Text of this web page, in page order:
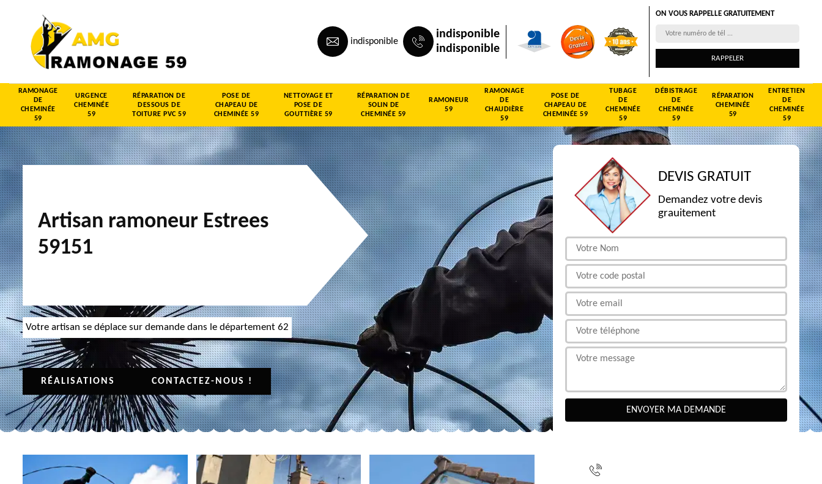
indisponible
indisponible
indisponible
ON VOUS RAPPELLE GRATUITEMENT
RAMONAGE
DE
CHEMINÉE
59
URGENCE
CHEMINÉE
59
RÉPARATION DE
DESSOUS DE
TOITURE PVC 59
POSE DE
CHAPEAU DE
CHEMINÉE 59
NETTOYAGE ET
POSE DE
GOUTTIÈRE 59
RÉPARATION DE
SOLIN DE
CHEMINÉE 59
RAMONEUR
59
RAMONAGE
DE
CHAUDIÈRE
59
POSE DE
CHAPEAU DE
CHEMINÉE 59
TUBAGE
DE
CHEMINÉE
59
DÉBISTRAGE
DE
CHEMINÉE
59
RÉPARATION
CHEMINÉE
59
ENTRETIEN
DE
CHEMINÉE
59
Artisan ramoneur Estrees
59151
Votre artisan se déplace sur demande dans le département 62
RÉALISATIONS CONTACTEZ-NOUS !
DEVIS GRATUIT
Demandez votre devis
grauitement